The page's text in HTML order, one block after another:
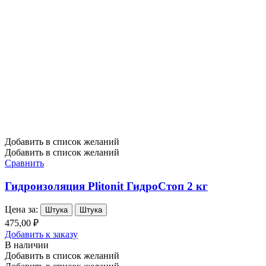
Добавить в список желаний
Добавить в список желаний
Сравнить
Гидроизоляция Plitonit ГидроСтоп 2 кг
Цена за: Штука Штука
475,00 ₽
Добавить к заказу
В наличии
Добавить в список желаний